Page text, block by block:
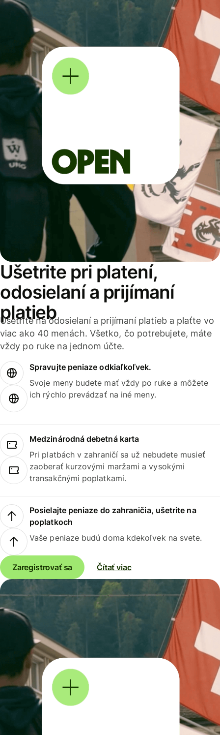
Ušetrite pri platení,
odosielaní a prijímaní
platieb
Ušetrite na odosielaní a prijímaní platieb a plaťte vo
viac ako 40 menách. Všetko, čo potrebujete, máte
vždy po ruke na jednom účte.
Spravujte peniaze odkiaľkoľvek.
Svoje meny budete mať vždy po ruke a môžete
ich rýchlo prevádzať na iné meny.
Medzinárodná debetná karta
Pri platbách v zahraničí sa už nebudete musieť
zaoberať kurzovými maržami a vysokými
transakčnými poplatkami.
Posielajte peniaze do zahraničia, ušetrite na
poplatkoch
Vaše peniaze budú doma kdekoľvek na svete.
Zaregistrovať sa Čítať viac